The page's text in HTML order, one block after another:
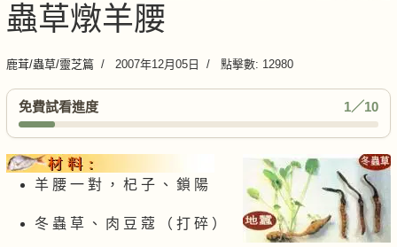
蟲草燉羊腰
鹿茸/蟲草/靈芝篇 2007年12月05日 點擊數: 12980
免費試看進度 1／10
羊 腰 一 對 ， 杞 子 、 鎖 陽
冬 蟲 草 、 肉 豆 蔻 （ 打 碎 ）